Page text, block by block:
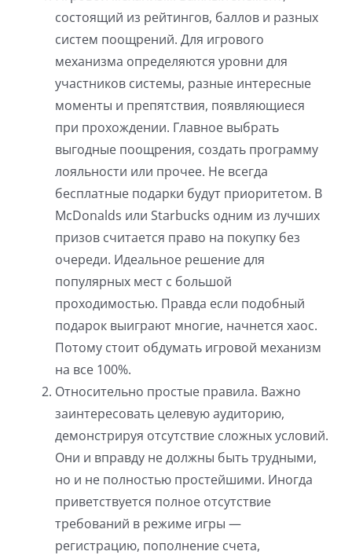
состоящий из рейтингов, баллов и разных
систем поощрений. Для игрового
механизма определяются уровни для
участников системы, разные интересные
моменты и препятствия, появляющиеся
при прохождении. Главное выбрать
выгодные поощрения, создать программу
лояльности или прочее. Не всегда
бесплатные подарки будут приоритетом. В
McDonalds или Starbucks одним из лучших
призов считается право на покупку без
очереди. Идеальное решение для
популярных мест с большой
проходимостью. Правда если подобный
подарок выиграют многие, начнется хаос.
Потому стоит обдумать игровой механизм
на все 100%.
Относительно простые правила. Важно
заинтересовать целевую аудиторию,
демонстрируя отсутствие сложных условий.
Они и вправду не должны быть трудными,
но и не полностью простейшими. Иногда
приветствуется полное отсутствие
требований в режиме игры —
регистрацию, пополнение счета,